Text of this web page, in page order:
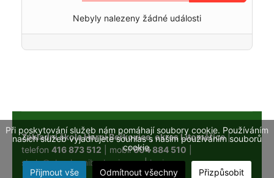
Nebyly nalezeny žádné události
Základní škola Horní Beřkovice, okres Litoměřice|
telefon 416 873 512 | mobil604 884 510
skola@obechorniberkovice.cz|login
Při poskytování služeb nám pomáhají soubory cookie. Používáním
našich služeb vyjadřujete souhlas s naším používáním souborů
cookie.
Přijmout vše Odmítnout všechny Přizpůsobit